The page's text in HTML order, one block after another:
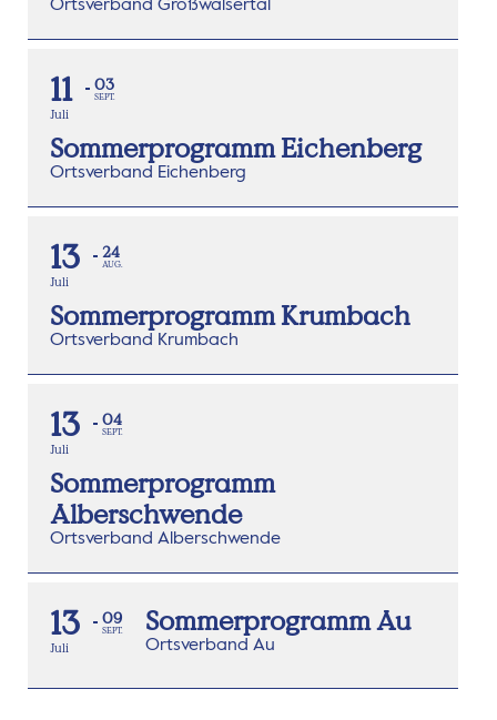
Ortsverband Großwalsertal
11
Juli
03
SEPT.
Sommerprogramm Eichenberg
Ortsverband Eichenberg
13
Juli
24
AUG.
Sommerprogramm Krumbach
Ortsverband Krumbach
13
Juli
04
SEPT.
Sommerprogramm
Alberschwende
Ortsverband Alberschwende
13
Juli
09
SEPT. Sommerprogramm Au
Ortsverband Au